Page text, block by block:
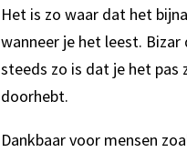
Het is zo waar dat het
wanneer je het leest.
steeds zo is dat je het pas
doorhebt.
Dankbaar voor mensen